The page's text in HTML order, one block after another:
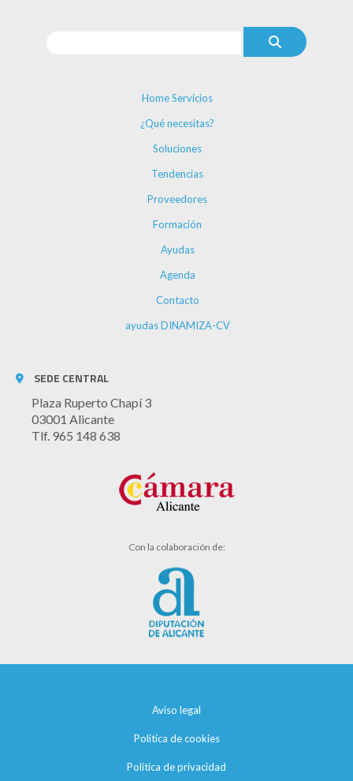
Home Servicios
¿Qué necesitas?
Soluciones
Tendencias
Proveedores
Formación
Ayudas
Agenda
Contacto
ayudas DINAMIZA-CV
SEDE CENTRAL
Plaza Ruperto Chapí 3
03001 Alicante
Tlf. 965 148 638
Con la colaboración de:
Aviso legal
Política de cookies
Política de privacidad